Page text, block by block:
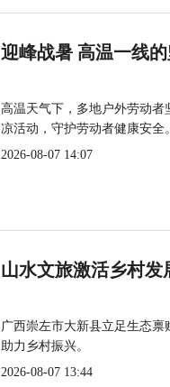
迎峰战暑 高温一线
高温天气下，多地户外劳动
凉活动，守护劳动者健康安全。
2026-08-07 14:07
山水文旅激活乡村发
广西崇左市大新县立足生态
助力乡村振兴。
2026-08-07 13:44